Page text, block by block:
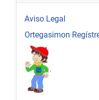
Aviso Legal
Ortegasimon
.